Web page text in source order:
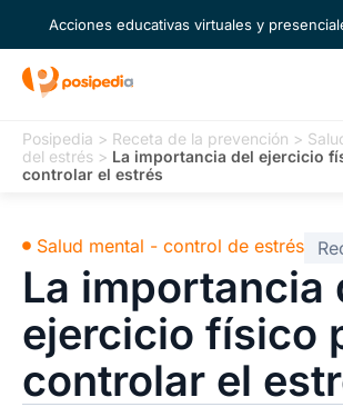
Acciones educativas virtuales y
Posipedia > Receta de la prevención >
del estrés > La importancia del ejercicio
controlar el estrés
Salud mental - control de estrés
La importancia
ejercicio físico
controlar el